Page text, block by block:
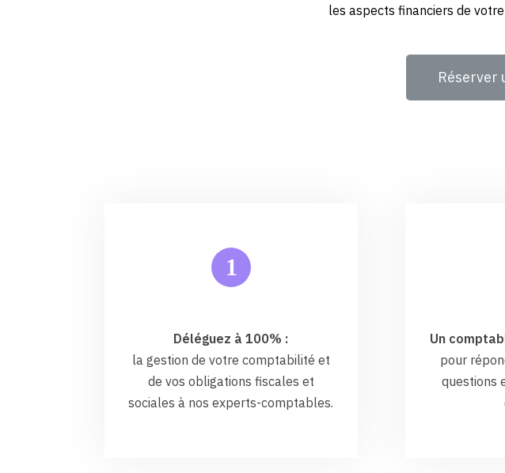
les aspects financiers de
Réserver
1
Déléguez à 100% :
la gestion de votre comptabilité et
de vos obligations fiscales et
sociales à nos experts-comptables.
Un
pour
questions